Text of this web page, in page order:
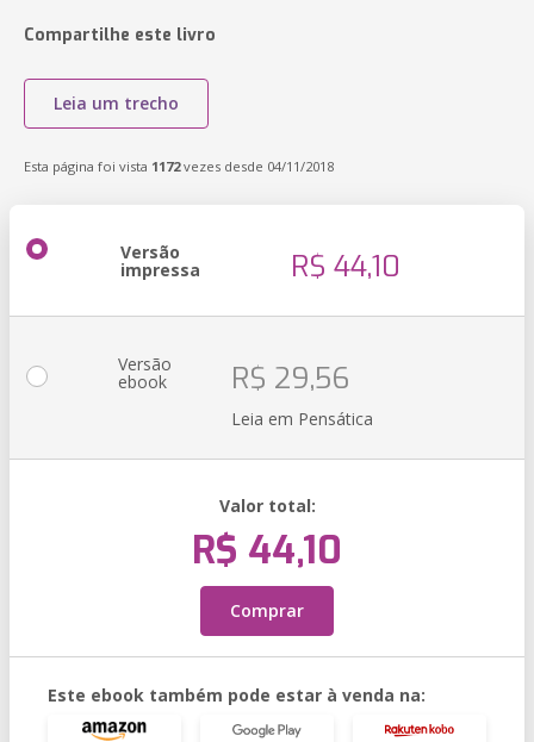
Compartilhe este livro
Leia um trecho
Esta página foi vista 1172vezes desde 04/11/2018
Versão
impressa R$ 44,10
Versão
ebook R$ 29,56
Leia em Pensática
Valor total:
R$ 44,10
Comprar
Este ebook também pode estar à venda na: